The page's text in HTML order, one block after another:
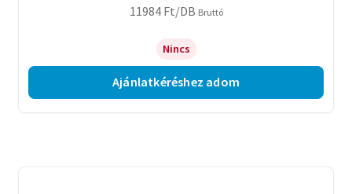
11984 Ft/DB Bruttó
Nincs
Ajánlatkéréshez adom